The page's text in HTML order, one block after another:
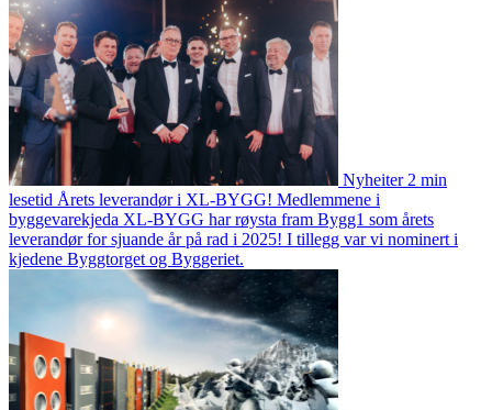
Nyheiter 2 min
lesetid Årets leverandør i XL-BYGG! Medlemmene i
byggevarekjeda XL-BYGG har røysta fram Bygg1 som årets
leverandør for sjuande år på rad i 2025! I tillegg var vi nominert i
kjedene Byggtorget og Byggeriet.